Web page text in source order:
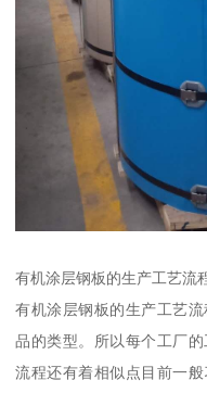
有机涂层钢板的生产工艺流
有机涂层钢板的生产工艺
品的类型。所以每个工厂
流程还有着相似点目前一